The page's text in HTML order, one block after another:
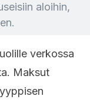
aloihin,
verkossa
Maksut